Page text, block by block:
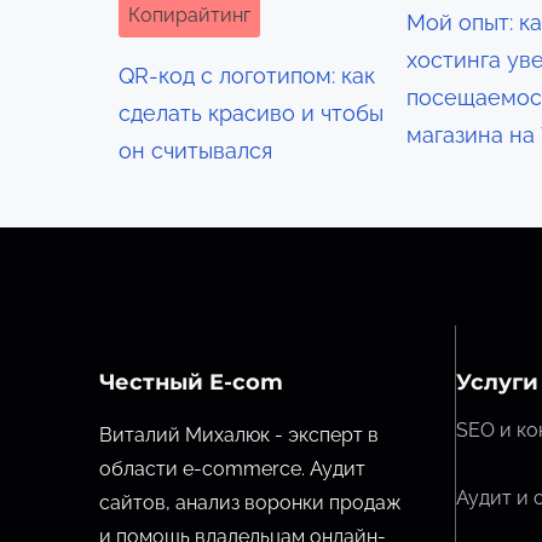
з
а
п
и
Копирайтинг
QR-код с логотипом: как
сделать красиво и чтобы
он считывался
Мой опыт:
хостинга
магазина на
Честный E-com
Виталий Михалюк - эксперт в
области e-commerce. Аудит
сайтов, анализ воронки продаж
и помощь владельцам онлайн-
Услуги
SEO и
Аудит и